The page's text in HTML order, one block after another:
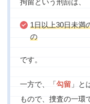
拘留という刑罰は、
1日以上30日未満
の
です。
一方で、「勾留 」と
もので、捜査の一環